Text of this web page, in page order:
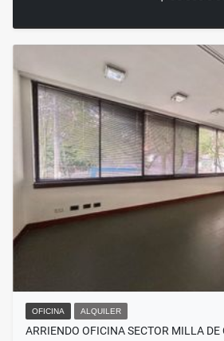
OFICINA ALQUILER
ARRIENDO OFICINA SECTOR MILLA DE